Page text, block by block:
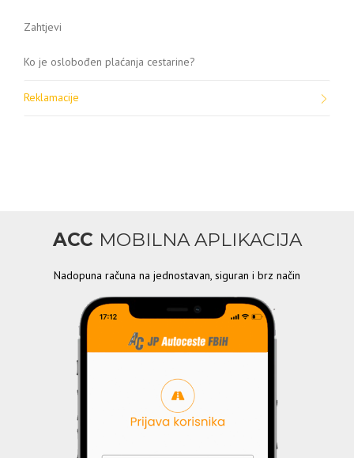
Zahtjevi
Ko je oslobođen plaćanja cestarine?
Reklamacije
ACC MOBILNA APLIKACIJA
Nadopuna računa na jednostavan, siguran i brz način